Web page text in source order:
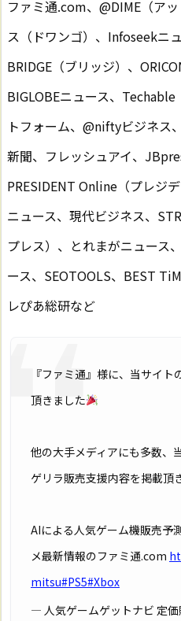
ファミ通.com、@DIME（ア
ス（ドワンゴ）、Infoseekニ
BRIDGE（ブリッジ）、
BIGLOBEニュース、
トフォーム、@niftyビジネス
新聞、フレッシュアイ、
PRESIDENT Online（プレジ
ニュース、現代ビジネス、
プレス）、とれまがニュース
ース、SEOTOOLS、BEST
レぴあ総研など
『ファミ通』様に、当サイ
頂きました
他の大手メディアにも多数、
ゲリラ販売支援内容を掲載頂
AIによる人気ゲーム機販売予
メ最新情報のファミ通.com
mitsu#PS5#Xbox
— 人気ゲームゲットナビ 定